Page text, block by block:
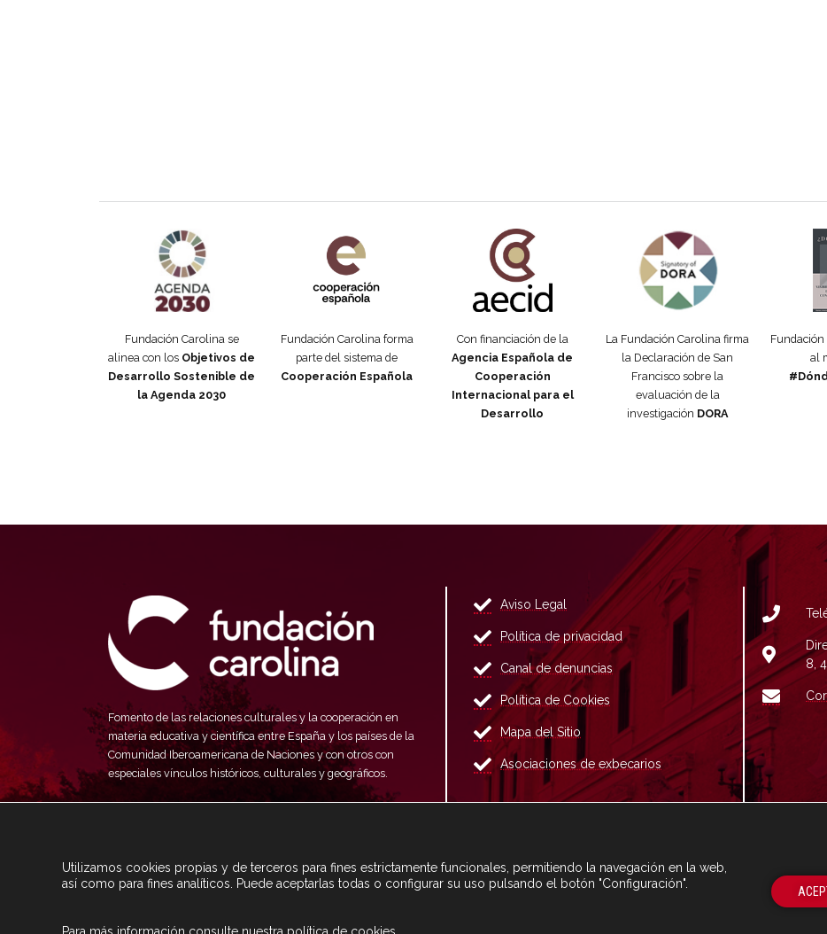
Fundación Carolina se
alinea con los Objetivos de
Desarrollo Sostenible de
la Agenda 2030
Fundación Carolina forma
parte del sistema de
Cooperación Española
Con financiación de la
Agencia Española de
Cooperación
Internacional para el
Desarrollo
La Fundación Carolina firma
la Declaración de San
Francisco sobre la
evaluación de la
investigación DORA
Fundación
al
Fomento de las relaciones culturales y la cooperación en
materia educativa y científica entre España y los países de la
Comunidad Iberoamericana de Naciones y con otros con
especiales vínculos históricos, culturales y geográficos.
Aviso Legal
Política de privacidad
Canal de denuncias
Política de Cookies
Mapa del Sitio
Asociaciones de exbecarios
8,
Utilizamos cookies propias y de terceros para fines estrictamente funcionales, permitiendo la navegación en la web,
así como para fines analíticos. Puede aceptarlas todas o configurar su uso pulsando el botón "Configuración".